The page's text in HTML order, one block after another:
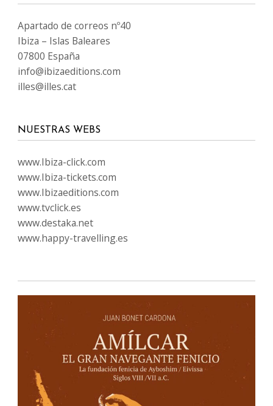
Apartado de correos nº40
Ibiza – Islas Baleares
07800 España
info@ibizaeditions.com
illes@illes.cat
NUESTRAS WEBS
www.Ibiza-click.com
www.Ibiza-tickets.com
www.Ibizaeditions.com
www.tvclick.es
www.destaka.net
www.happy-travelling.es